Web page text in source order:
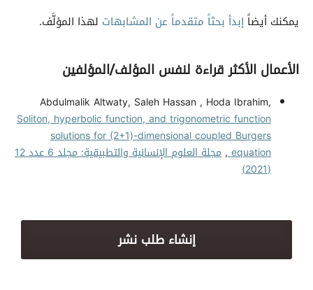
يمكنك أيضاًإبدأ بحثاً متقدماً عن المشابهات لهذا المؤلَّف.
الأعمال الأكثر قراءة لنفس المؤلف/المؤلفين
Abdulmalik Altwaty, Saleh Hassan , Hoda Ibrahim,
Soliton, hyperbolic function, and trigonometric function
solutions for (2+1)-dimensional coupled Burgers
equation
,
مجلة العلوم الإنسانية والتطبيقية: مجلد 6 عدد 12
(2021)
إنشاء طلب نشر